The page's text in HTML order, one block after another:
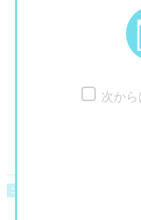
ニュース
次から